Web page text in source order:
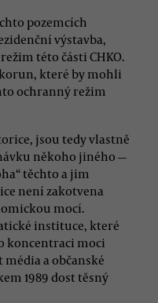
pozemcích
výstavba,
této části CHKO.
které by mohli
ochranný režim
jsou tedy vlastně
někoho jiného —
těchto a jim
není zakotvena
mocí.
instituce, které
koncentraci moci
a občanské
1989 dost těsný